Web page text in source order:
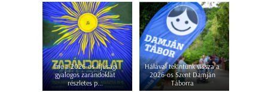
Íme a 2026-os ifjúsági
gyalogos zarándoklat
részletes p...
Hálával tekintünk vissza a
2026-os Szent Damján
Táborra